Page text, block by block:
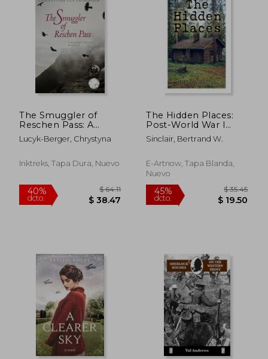
45%
dcto. $ 26.52
45%
dcto. $
The Smuggler of
Reschen Pass: A
Reschen Valley
Novella (en Inglés)
Lucyk-Berger, Chrystyna
Inktreks, Tapa Dura, Nuevo
The Hidden Places:
Post-World War I
Novel (en Inglés)
Sinclair, Bertrand W.
E-Artnow, Tapa Blanda,
Nuevo